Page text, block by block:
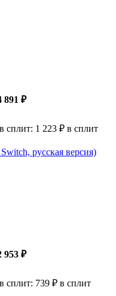
891 ₽
сплит: 1 223 ₽ в сплит
русская версия)
953 ₽
сплит: 739 ₽ в сплит